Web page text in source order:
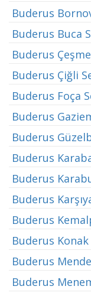
Buderus
Buderus Buca
Buderus
Buderus Çiğli
Buderus Foça
Buderus
Buderus
Buderus
Buderus
Buderus
Buderus
Buderus
Buderus
Buderus